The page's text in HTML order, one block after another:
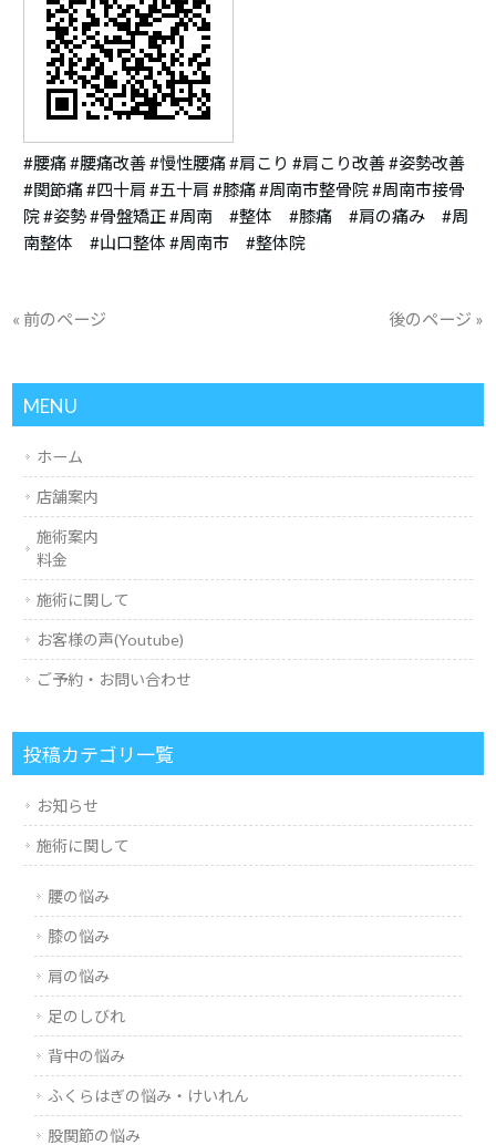
#腰痛 #腰痛改善 #慢性腰痛 #肩こり #肩こり改善 #姿勢改善
#関節痛 #四十肩 #五十肩 #膝痛 #周南市整骨院 #周南市接骨
院 #姿勢 #骨盤矯正 #周南 #整体 #膝痛 #肩の痛み #周
南整体 #山口整体 #周南市 #整体院
« 前のページ 後のページ »
MENU
ホーム
店舗案内
施術案内
料金
施術に関して
お客様の声(Youtube)
ご予約・お問い合わせ
投稿カテゴリ一覧
お知らせ
施術に関して
腰の悩み
膝の悩み
肩の悩み
足のしびれ
背中の悩み
ふくらはぎの悩み・けいれん
股関節の悩み